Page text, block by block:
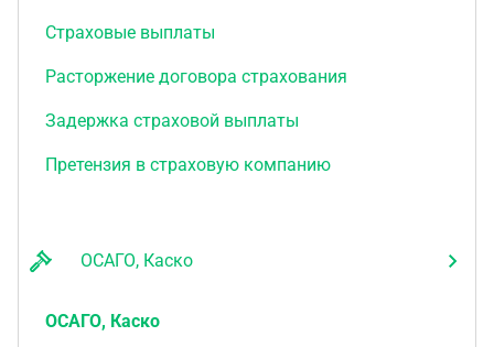
Страховые выплаты
Расторжение договора страхования
Задержка страховой выплаты
Претензия в страховую компанию
ОСАГО, Каско
ОСАГО, Каско